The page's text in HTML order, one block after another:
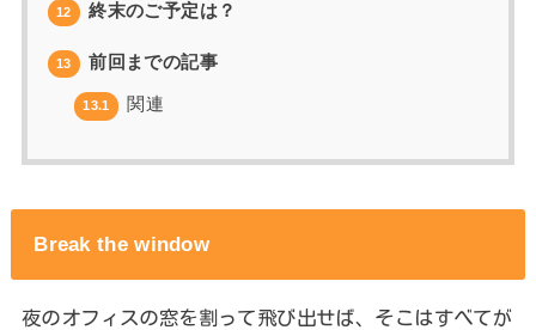
12 終末のご予定は？
13 前回までの記事
13.1 関連
Break the window
夜のオフィスの窓を割って飛び出せば、そこはすべてが